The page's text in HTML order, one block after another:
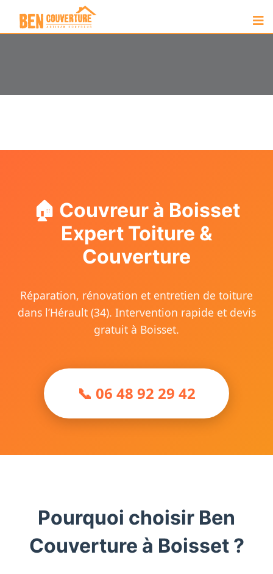
🏠 Couvreur à Boisset
Expert Toiture &
Couverture
Réparation, rénovation et entretien de toiture
dans l’Hérault (34). Intervention rapide et devis
gratuit à Boisset.
📞 06 48 92 29 42
Pourquoi choisir Ben
Couverture à Boisset ?